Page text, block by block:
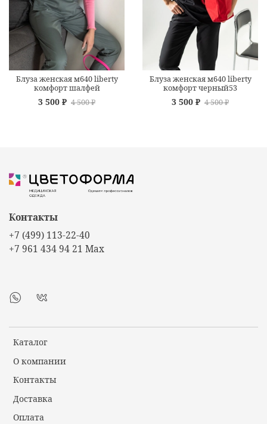
Блуза женская м640 liberty
комфорт шалфей
3 500 ₽ 4 500 ₽
Блуза женская м640 liberty
комфорт черный53
3 500 ₽ 4 500 ₽
Каталог
О компании
Контакты
Доставка
Оплата
Контакты
+7 (499) 113-22-40
+7 961 434 94 21 Max